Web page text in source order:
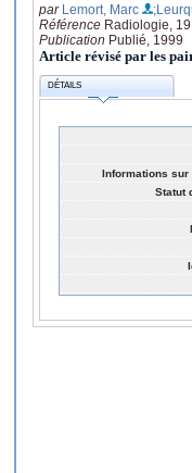
par Lemort, Marc
Référence Radiologie,
Publication Publié, 1999
Article révisé par les
DÉTAILS
Informations
Statut